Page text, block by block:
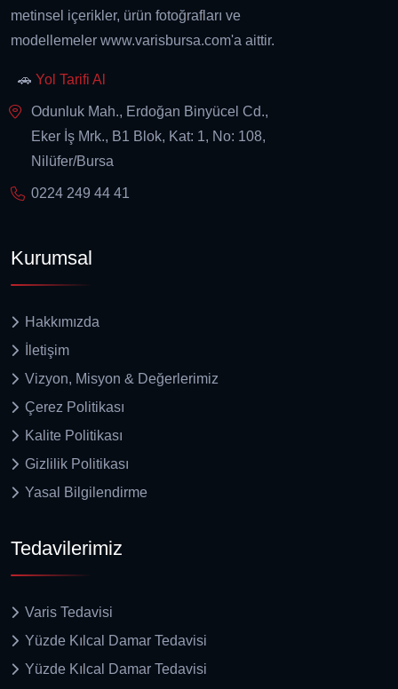
metinsel içerikler, ürün fotoğrafları ve
modellemeler www.varisbursa.com'a aittir.
🚗 Yol Tarifi Al
Odunluk Mah., Erdoğan Binyücel Cd.,
Eker İş Mrk., B1 Blok, Kat: 1, No: 108,
Nilüfer/Bursa
0224 249 44 41
Kurumsal
Hakkımızda
İletişim
Vizyon, Misyon & Değerlerimiz
Çerez Politikası
Kalite Politikası
Gizlilik Politikası
Yasal Bilgilendirme
Tedavilerimiz
Varis Tedavisi
Yüzde Kılcal Damar Tedavisi
Yüzde Kılcal Damar Tedavisi